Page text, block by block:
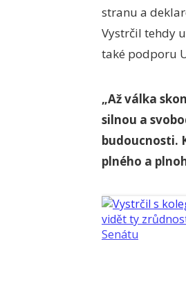
stranu a
Vystrčil tehdy
také podporu
„Až válka
silnou a
budoucnosti.
plného a